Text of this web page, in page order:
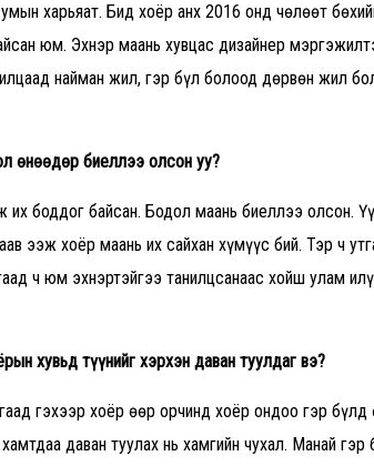
харьяат. Бид хоёр анх 2016 онд чөлөөт
юм. Эхнэр маань хувцас дизайнер
найман жил, гэр бүл болоод дөрвөн жил
өнөөдөр биеллээ олсон уу?
их боддог байсан. Бодол маань биеллээ олсон.
ээж хоёр маань их сайхан хүмүүс бий. Тэр ч
ч юм эхнэртэйгээ танилцсанаас хойш улам
хувьд түүнийг хэрхэн даван туулдаг вэ?
гэхээр хоёр өөр орчинд хоёр ондоо гэр бүлд
даван туулах нь хамгийн чухал. Манай гэр